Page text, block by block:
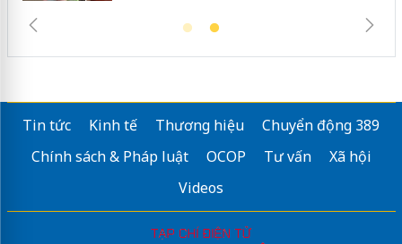
Tin tức Kinh tế Thương hiệu
Chuyển động 389
Chính sách & Pháp luật
OCOP Tư vấn
Xã hội
Videos